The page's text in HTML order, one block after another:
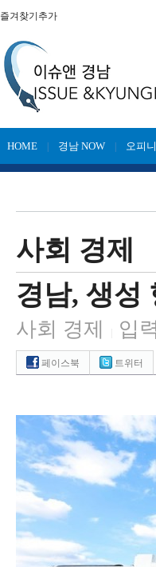
즐겨찾기추가
HOME 경남 NOW 오피
사회 경제
경남, 생성
사회 경제 입
페이스북 트위터